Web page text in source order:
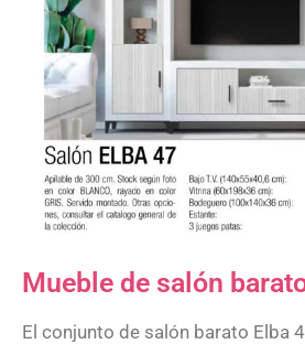
Mueble de salón
El conjunto de salón barato Elba